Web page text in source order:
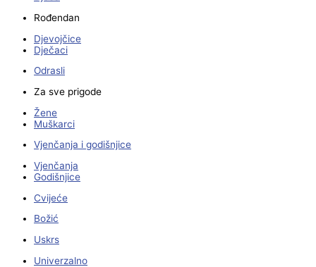
Rođendan
Djevojčice
Dječaci
Odrasli
Za sve prigode
Žene
Muškarci
Vjenčanja i godišnjice
Vjenčanja
Godišnjice
Cvijeće
Božić
Uskrs
Univerzalno